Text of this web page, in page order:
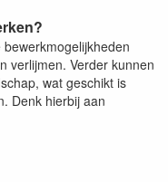
verlijmen. Verder kunnen
wat geschikt is
Denk hierbij aan